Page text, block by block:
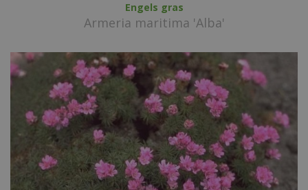
Engels gras
Armeria maritima 'Alba'